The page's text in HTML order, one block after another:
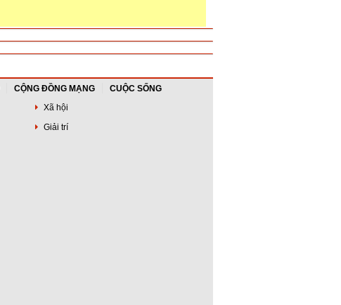
CỘNG ĐỒNG MẠNG
CUỘC SỐNG
Xã hội
Giải trí